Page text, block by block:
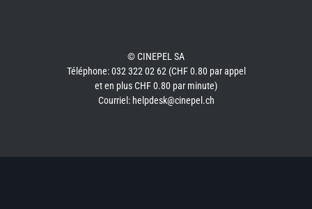
© CINEPEL SA
Téléphone: 032 322 02 62 (CHF 0.80 par appel
et en plus CHF 0.80 par minute)
Courriel: helpdesk@cinepel.ch